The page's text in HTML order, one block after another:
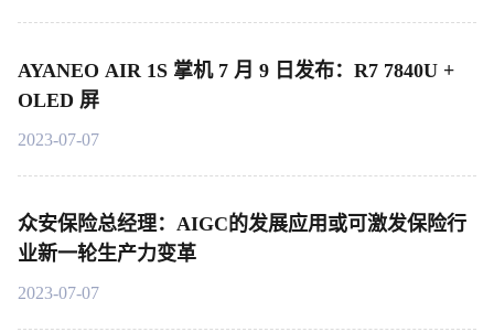
AYANEO AIR 1S 掌机 7 月 9 日发布：R7 7840U +
OLED 屏
2023-07-07
众安保险总经理：AIGC的发展应用或可激发保险行
业新一轮生产力变革
2023-07-07